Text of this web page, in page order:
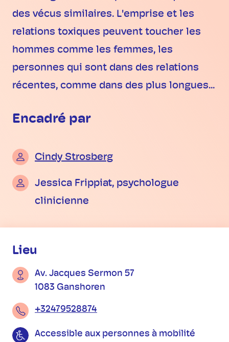
des vécus similaires. L'emprise et les
relations toxiques peuvent toucher les
hommes comme les femmes, les
personnes qui sont dans des relations
récentes, comme dans des plus longues...
Encadré par
Cindy Strosberg
Jessica Frippiat, psychologue
clinicienne
Informations pratiques
Lieu
Av. Jacques Sermon 57
1083 Ganshoren
+32479528874
Accessible aux personnes à mobilité